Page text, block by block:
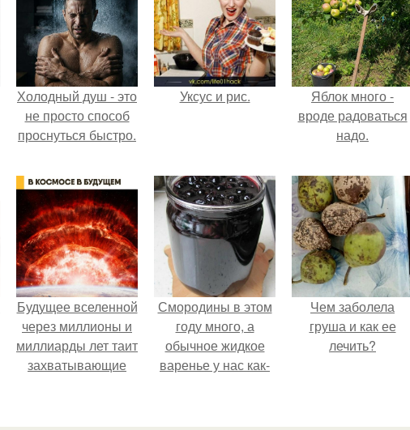
Холодный душ - это
не просто способ
проснуться быстро.
Уксус и рис.
Яблок много -
вроде радоваться
надо.
Будущее вселенной
через миллионы и
миллиарды лет таит
захватывающие
Смородины в этом
году много, а
обычное жидкое
варенье у нас как-
Чем заболела
груша и как ее
лечить?